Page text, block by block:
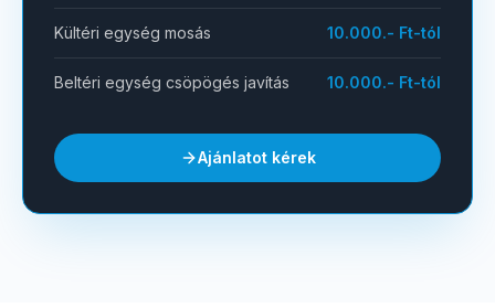
Kültéri egység mosás 10.000.- Ft-tól
Beltéri egység csöpögés javítás 10.000.- Ft-tól
Ajánlatot kérek